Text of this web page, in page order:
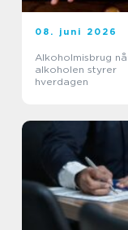
08. juni 2026
Alkoholmisbrug når
alkoholen styrer
hverdagen